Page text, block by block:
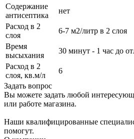
Содержание
антисептика
нет
Расход в 2
слоя
6-7 м2/литр в 2 слоя
Время
высыхания
30 минут - 1 час до
Расход в 2
слоя, кв.м/л
6
Задать вопрос
Вы можете задать любой
или работе магазина.
Наши квалифицированные
помогут.